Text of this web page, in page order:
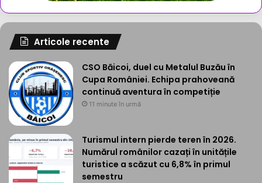
Articole recente
CSO Băicoi, duel cu Metalul Buzău în
Cupa României. Echipa prahoveană
continuă aventura în competiție
11 minute în urmă
Turismul intern pierde teren în 2026.
Numărul românilor cazați în unitățile
turistice a scăzut cu 6,8% în primul
semestru